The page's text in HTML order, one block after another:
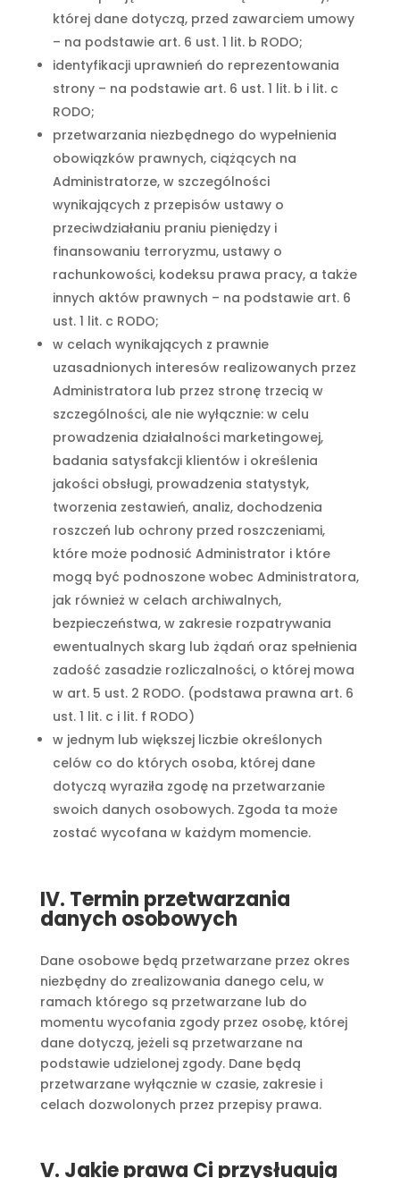
której dane dotyczą, przed zawarciem umowy
– na podstawie art. 6 ust. 1 lit. b RODO;
identyfikacji uprawnień do reprezentowania
strony – na podstawie art. 6 ust. 1 lit. b i lit. c
RODO;
przetwarzania niezbędnego do wypełnienia
obowiązków prawnych, ciążących na
Administratorze, w szczególności
wynikających z przepisów ustawy o
przeciwdziałaniu praniu pieniędzy i
finansowaniu terroryzmu, ustawy o
rachunkowości, kodeksu prawa pracy, a także
innych aktów prawnych – na podstawie art. 6
ust. 1 lit. c RODO;
w celach wynikających z prawnie
uzasadnionych interesów realizowanych przez
Administratora lub przez stronę trzecią w
szczególności, ale nie wyłącznie: w celu
prowadzenia działalności marketingowej,
badania satysfakcji klientów i określenia
jakości obsługi, prowadzenia statystyk,
tworzenia zestawień, analiz, dochodzenia
roszczeń lub ochrony przed roszczeniami,
które może podnosić Administrator i które
mogą być podnoszone wobec Administratora,
jak również w celach archiwalnych,
bezpieczeństwa, w zakresie rozpatrywania
ewentualnych skarg lub żądań oraz spełnienia
zadość zasadzie rozliczalności, o której mowa
w art. 5 ust. 2 RODO. (podstawa prawna art. 6
ust. 1 lit. c i lit. f RODO)
w jednym lub większej liczbie określonych
celów co do których osoba, której dane
dotyczą wyraziła zgodę na przetwarzanie
swoich danych osobowych. Zgoda ta może
zostać wycofana w każdym momencie.
IV. Termin przetwarzania
danych osobowych
Dane osobowe będą przetwarzane przez okres
niezbędny do zrealizowania danego celu, w
ramach którego są przetwarzane lub do
momentu wycofania zgody przez osobę, której
dane dotyczą, jeżeli są przetwarzane na
podstawie udzielonej zgody. Dane będą
przetwarzane wyłącznie w czasie, zakresie i
celach dozwolonych przez przepisy prawa.
V. Jakie prawa Ci przysługują